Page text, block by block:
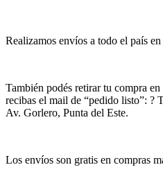
Realizamos envíos a todo el país
También podés retirar tu compra
recibas el mail de “pedido listo”:
Av. Gorlero, Punta del Este.
Los envíos son gratis en compras